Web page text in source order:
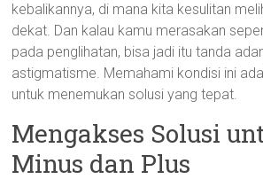
kebalikannya, di mana kita kesulitan
dekat. Dan kalau kamu merasakan
pada penglihatan, bisa jadi itu tanda
astigmatisme. Memahami kondisi ini
untuk menemukan solusi yang tepat.
Mengakses Solusi
Minus dan Plus